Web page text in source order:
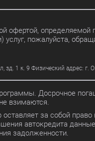
офертой,
услуг, пожалуйста,
1 к. 9 Физический адрес: г.
Досрочное
взимаются.
за собой
автокредита
задолженности.